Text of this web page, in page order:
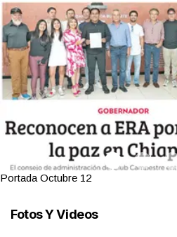
Portada Octubre 12
Fotos Y Videos